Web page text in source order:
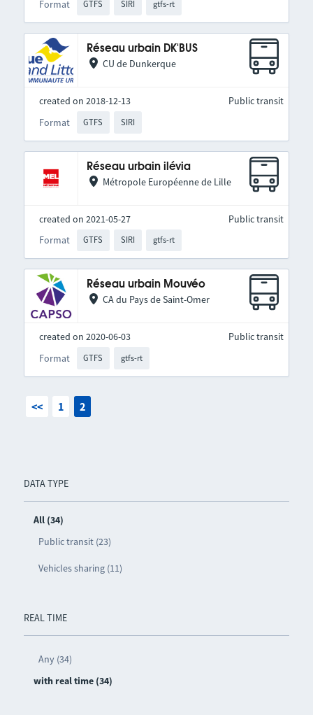
DATA TYPE
All (34)
Public transit (23)
Vehicles sharing (11)
REAL TIME
Any (34)
with real time (34)
Format GTFS SIRI gtfs-rt
Réseau urbain DK'BUS
CU de Dunkerque
created on 2018-12-13
Format
GTFS SIRI
Public transit
Réseau urbain ilévia
Métropole Européenne de Lille
created on 2021-05-27
Format
GTFS SIRI gtfs-rt
Public transit
Réseau urbain Mouvéo
CA du Pays de Saint-Omer
created on 2020-06-03
Format
GTFS gtfs-rt
Public transit
<< 1 2